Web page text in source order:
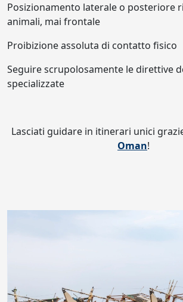
Posizionamento laterale o posteriore
animali, mai frontale
Proibizione assoluta di contatto fisico
Seguire scrupolosamente le direttive
specializzate
Lasciati guidare in itinerari unici
Oman!